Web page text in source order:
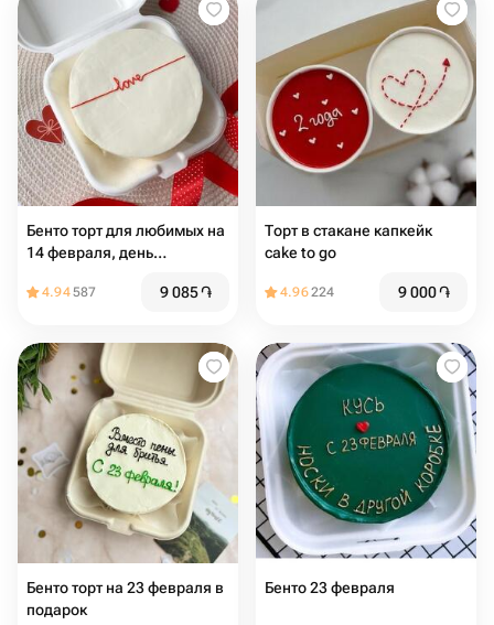
Бенто торт для любимых на
14 февраля, день
4.94587 9 085֏
Торт в стакане капкейк
cake to go
4.96224 9 000֏
Бенто торт на 23 февраля в
подарок
Бенто 23 февраля️